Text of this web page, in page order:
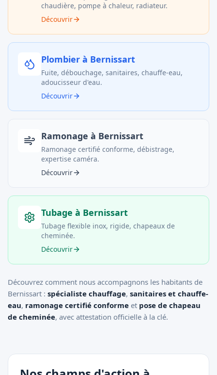
chaudière, pompe à chaleur, radiateur.
Découvrir
Plombier à Bernissart
Fuite, débouchage, sanitaires, chauffe-eau,
adoucisseur d'eau.
Découvrir
Ramonage à Bernissart
Ramonage certifié conforme, débistrage,
expertise caméra.
Découvrir
Tubage à Bernissart
Tubage flexible inox, rigide, chapeaux de
cheminée.
Découvrir
Découvrez comment nous accompagnons les habitants de
Bernissart : spécialiste chauffage, sanitaires et chauffe-
eau, ramonage certifié conforme et pose de chapeau
de cheminée, avec attestation officielle à la clé.